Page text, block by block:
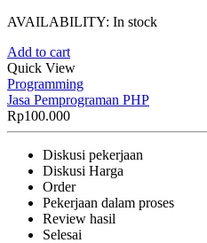
AVAILABILITY: In stock
Add to cart
Quick View
Programming
Jasa Pemprograman PHP
Rp100.000
Diskusi pekerjaan
Diskusi Harga
Order
Pekerjaan dalam proses
Review hasil
Selesai